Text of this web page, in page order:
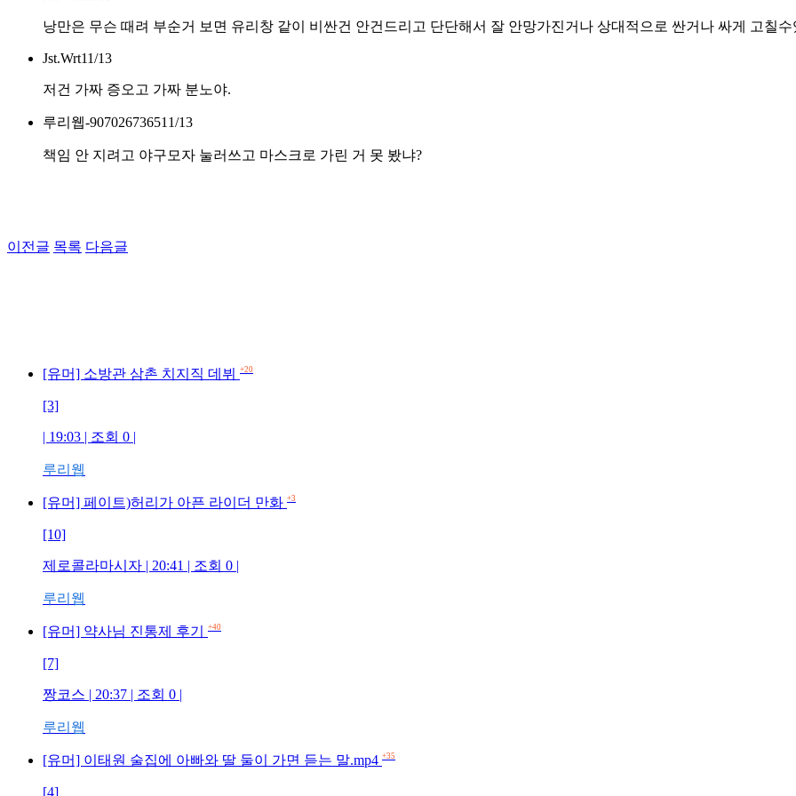
낭만은 무슨 때려 부순거 보면 유리창 같이 비싼건 안건드리고 단단해서 잘 안망가진거나 상대적으로 싼거나 싸게 고칠
Jst.Wrt11/13
저건 가짜 증오고 가짜 분노야.
루리웹-907026736511/13
책임 안 지려고 야구모자 눌러쓰고 마스크로 가린 거 못 봤냐?
이전글 목록 다음글
[유머] 소방관 삼촌 치지직 데뷔 +20
[3]
| 19:03 | 조회 0 |
루리웹
[유머] 페이트)허리가 아픈 라이더 만화 +3
[10]
제로콜라마시자 | 20:41 | 조회 0 |
루리웹
[유머] 약사님 진통제 후기 +40
[7]
짱코스 | 20:37 | 조회 0 |
루리웹
[유머] 이태원 술집에 아빠와 딸 둘이 가면 듣는 말.mp4 +35
[4]